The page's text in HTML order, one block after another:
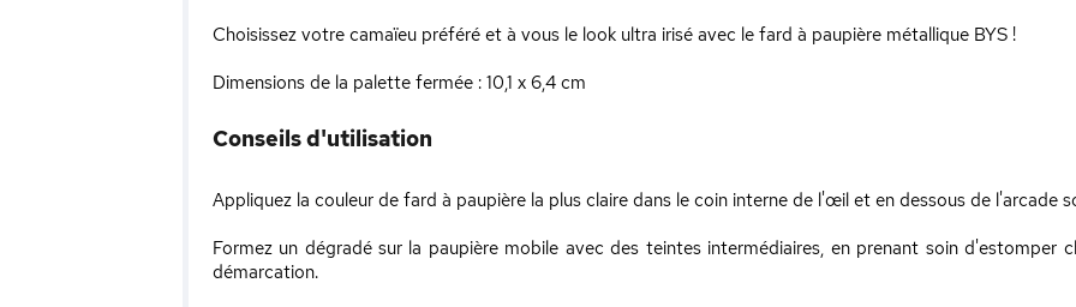
Choisissez votre camaïeu préféré et à vous le look ultra irisé avec le fard à paupière métallique BYS !
Dimensions de la palette fermée : 10,1 x 6,4 cm
Conseils d'utilisation
Appliquez la couleur de fard à paupière la plus claire dans le coin interne de l'œil et en dessous de l'arcade
Formez un dégradé sur la paupière mobile avec des teintes intermédiaires, en prenant soin
démarcation.